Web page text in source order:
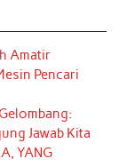
Amatir
Pencari
Jawab Kita
YANG